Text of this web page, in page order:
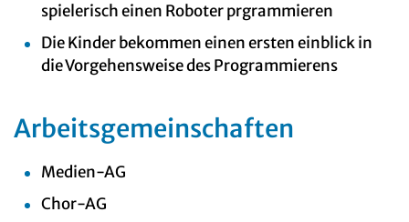
spielerisch einen Roboter prgrammieren
Die Kinder bekommen einen ersten einblick in
die Vorgehensweise des Programmierens
Arbeitsgemeinschaften
Medien-AG
Chor-AG